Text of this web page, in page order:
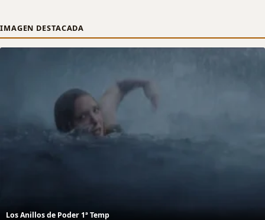
IMAGEN DESTACADA
Los Anillos de Poder 1ª Temp